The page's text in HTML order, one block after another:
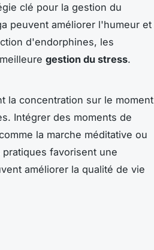
clé pour la gestion du
peuvent améliorer l'humeur et
d'endorphines, les
gestion du stress.
la concentration sur le moment
Intégrer des moments de
la marche méditative ou
favorisent une
améliorer la qualité de vie